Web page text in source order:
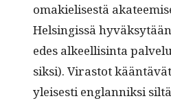
omakielis­es­tä
Helsingis­sä
edes alkeel­lis­in­ta
sik­si). Viras­tot
yleis­es­ti englan­niksi